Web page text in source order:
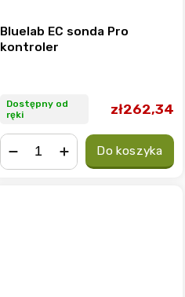
Bluelab EC sonda Pro
kontroler
Dostępny od
ręki
zł262,34
Do koszyka